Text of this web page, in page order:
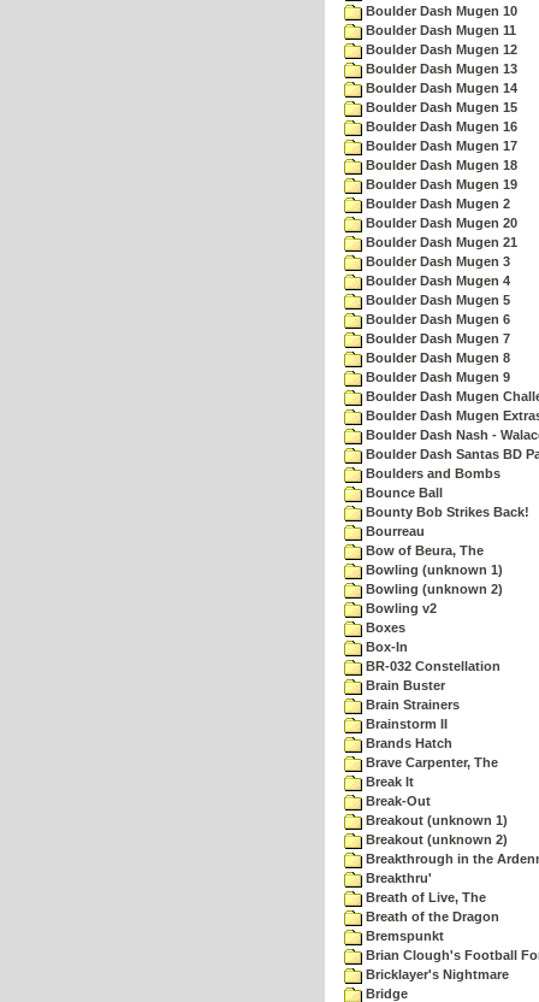
Boulder Dash Mugen 10
Boulder Dash Mugen 11
Boulder Dash Mugen 12
Boulder Dash Mugen 13
Boulder Dash Mugen 14
Boulder Dash Mugen 15
Boulder Dash Mugen 16
Boulder Dash Mugen 17
Boulder Dash Mugen 18
Boulder Dash Mugen 19
Boulder Dash Mugen 2
Boulder Dash Mugen 20
Boulder Dash Mugen 21
Boulder Dash Mugen 3
Boulder Dash Mugen 4
Boulder Dash Mugen 5
Boulder Dash Mugen 6
Boulder Dash Mugen 7
Boulder Dash Mugen 8
Boulder Dash Mugen 9
Boulder Dash Mugen
Boulder Dash Mugen
Boulder Dash Nash -
Boulder Dash Santas BD
Boulders and Bombs
Bounce Ball
Bounty Bob Strikes Back!
Bourreau
Bow of Beura, The
Bowling (unknown 1)
Bowling (unknown 2)
Bowling v2
Boxes
Box-In
BR-032 Constellation
Brain Buster
Brain Strainers
Brainstorm II
Brands Hatch
Brave Carpenter, The
Break It
Break-Out
Breakout (unknown 1)
Breakout (unknown 2)
Breakthrough in the
Breakthru'
Breath of Live, The
Breath of the Dragon
Bremspunkt
Brian Clough's Football
Bricklayer's Nightmare
Bridge